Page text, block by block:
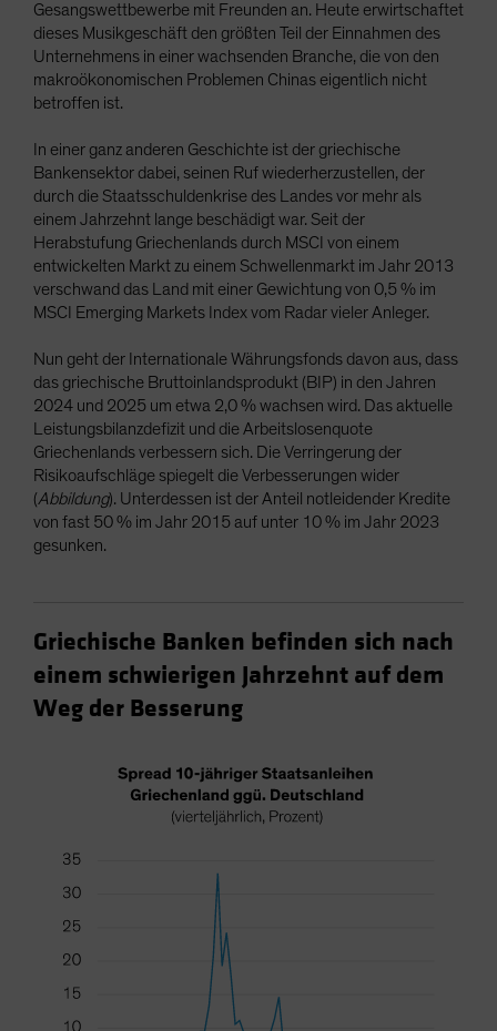
Gesangswettbewerbe mit Freunden an. Heute erwirtschaftet
dieses Musikgeschäft den größten Teil der Einnahmen des
Unternehmens in einer wachsenden Branche, die von den
makroökonomischen Problemen Chinas eigentlich nicht
betroffen ist.
In einer ganz anderen Geschichte ist der griechische
Bankensektor dabei, seinen Ruf wiederherzustellen, der
durch die Staatsschuldenkrise des Landes vor mehr als
einem Jahrzehnt lange beschädigt war. Seit der
Herabstufung Griechenlands durch MSCI von einem
entwickelten Markt zu einem Schwellenmarkt im Jahr 2013
verschwand das Land mit einer Gewichtung von 0,5 % im
MSCI Emerging Markets Index vom Radar vieler Anleger.
Nun geht der Internationale Währungsfonds davon aus, dass
das griechische Bruttoinlandsprodukt (BIP) in den Jahren
2024 und 2025 um etwa 2,0 % wachsen wird. Das aktuelle
Leistungsbilanzdefizit und die Arbeitslosenquote
Griechenlands verbessern sich. Die Verringerung der
Risikoaufschläge spiegelt die Verbesserungen wider
(Abbildung). Unterdessen ist der Anteil notleidender Kredite
von fast 50 % im Jahr 2015 auf unter 10 % im Jahr 2023
gesunken.
Griechische Banken befinden sich nach
einem schwierigen Jahrzehnt auf dem
Weg der Besserung